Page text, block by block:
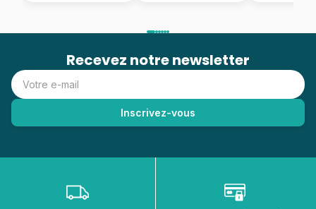
Recevez notre newsletter